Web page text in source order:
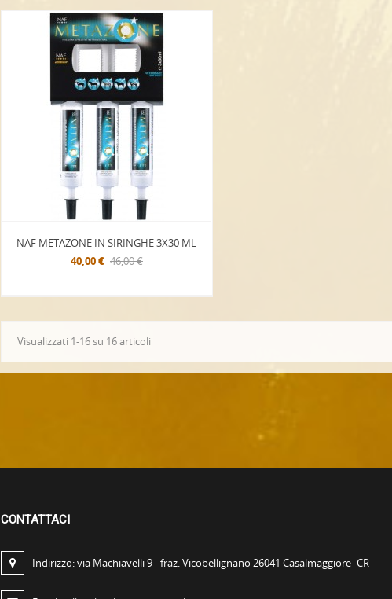
NAF METAZONE IN SIRINGHE 3X30 ML
40,00 € 46,00 €
Visualizzati 1-16 su 16 articoli
CONTATTACI
Indirizzo:via Machiavelli 9 - fraz. Vicobellignano 26041 Casalmaggiore -CR-